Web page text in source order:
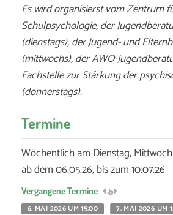
Es wird organisierst vom Zentrum
Schulpsychologie, der
(dienstags), der Jugend- und
(mittwochs), der AWO-
Fachstelle zur Stärkung der
(donnerstags).
Termine
Wöchentlich am Dienstag,
ab dem 06.05.26, bis zum 10.07.26
Vergangene Termine
6. MAI 2026 UM 15:00
7. MAI 2026 UM